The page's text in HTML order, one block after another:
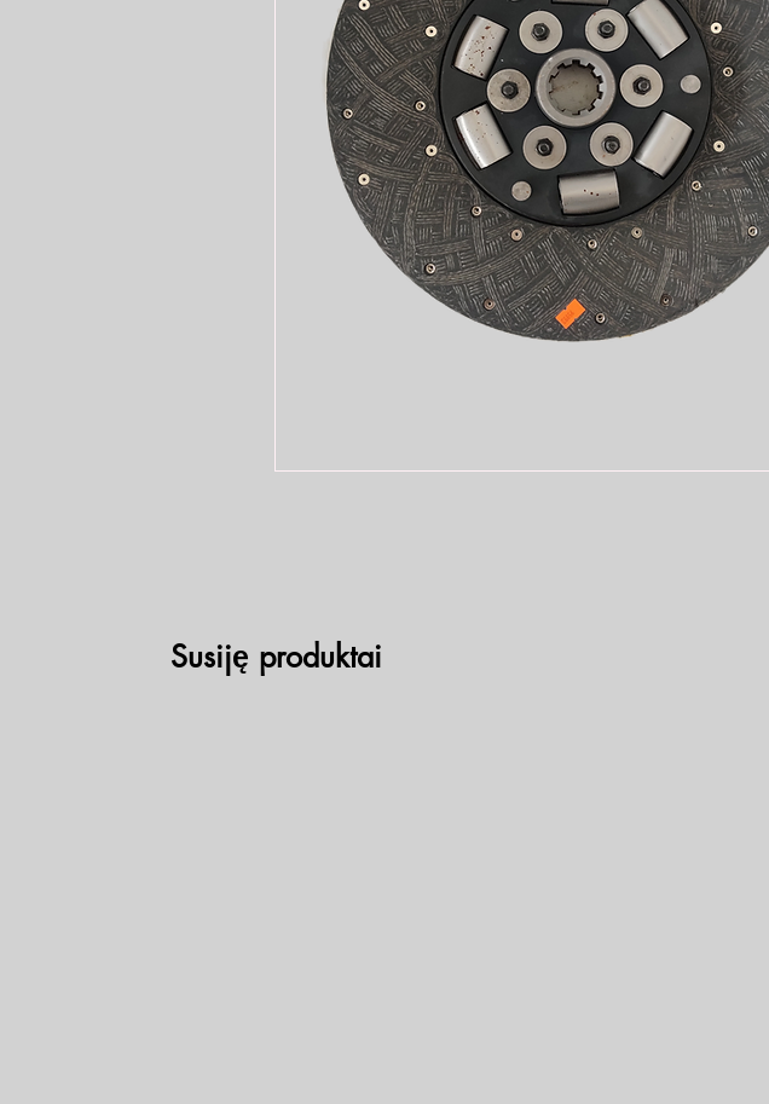
Susiję produktai